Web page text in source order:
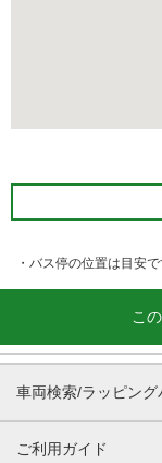
・バス停の位置は目安
こ
車両検索/ラッピング
ご利用ガイド